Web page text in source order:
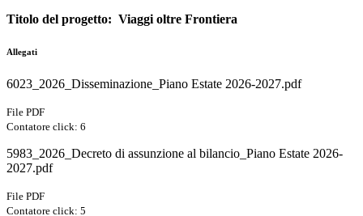
Titolo del progetto: Viaggi oltre Frontiera
Allegati
6023_2026_Disseminazione_Piano Estate 2026-2027.pdf
File PDF
Contatore click: 6
5983_2026_Decreto di assunzione al bilancio_Piano Estate 2026-
2027.pdf
File PDF
Contatore click: 5